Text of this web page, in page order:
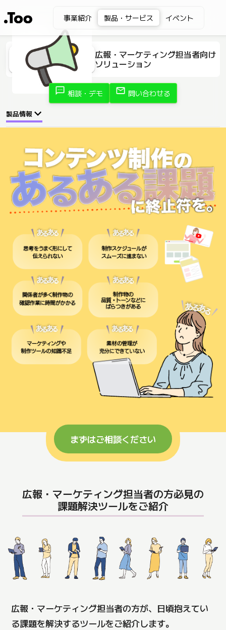
事業紹介 製品・サービス イベント
広報・マーケティング担当者向け
ソリューション
sms 相談・デモ mail 問い合わせる
製品情報
まずはご相談ください
広報・マーケティング担当者の方必見の
課題解決ツールをご紹介
広報・マーケティング担当者の方が、日頃抱えてい
る課題を解決するツールをご紹介します。